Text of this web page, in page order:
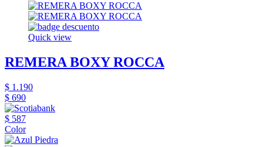
Quick view
REMERA BOXY ROCCA
$ 1.190
$ 690
$ 587
Color